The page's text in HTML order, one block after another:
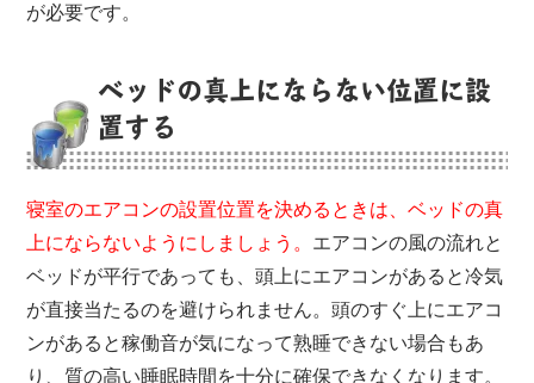
が必要です。
ベッドの真上にならない位置に設
置する
寝室のエアコンの設置位置を決めるときは、ベッドの真
上にならないようにしましょう。 エアコンの風の流れと
ベッドが平行であっても、頭上にエアコンがあると冷気
が直接当たるのを避けられません。頭のすぐ上にエアコ
ンがあると稼働音が気になって熟睡できない場合もあ
り、質の高い睡眠時間を十分に確保できなくなります。